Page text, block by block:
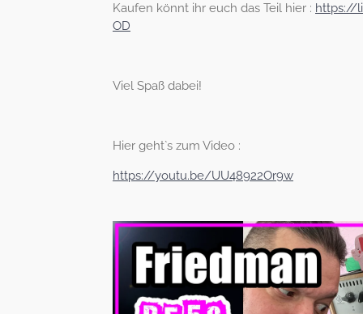
Kaufen könnt ihr euch das Teil hier : https://
OD
Viel Spaß dabei!
Hier geht`s zum Video :
https://youtu.be/UU48922Or9w